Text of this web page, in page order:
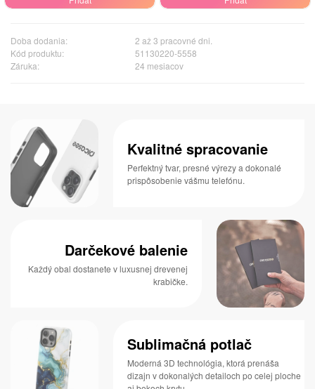
Doba dodania:
2 až 3 pracovné dni.
Kód produktu:
51130220-5558
Záruka:
24 mesiacov
Kvalitné spracovanie
Perfektný tvar, presné výrezy a dokonalé
prispôsobenie vášmu telefónu.
Darčekové balenie
Každý obal dostanete v luxusnej drevenej
krabičke.
Sublimačná potlač
Moderná 3D technológia, ktorá prenáša
dizajn v dokonalých detailoch po celej ploche